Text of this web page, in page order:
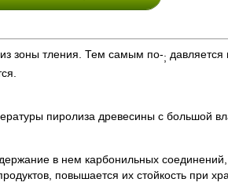
зоны тления. Тем самым по-; давляется
пиролиза древесины с большой
в нем карбонильных соединений,
повышается их стойкость при